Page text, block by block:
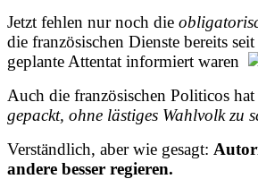
Jetzt fehlen nur noch die
die französischen Dienste bereits
geplante Attentat informiert waren
Auch die französischen Politicos hat
gepackt, ohne lästiges Wahlvolk zu
Verständlich, aber wie gesagt:
andere besser regieren.